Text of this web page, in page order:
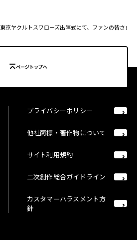
東京ヤクルトスワローズ出陣式にて、ファンの皆さま
ページトップへ
プライバシーポリシー
他社商標・著作物について
サイト利用規約
二次創作総合ガイドライン
カスタマーハラスメント方
針